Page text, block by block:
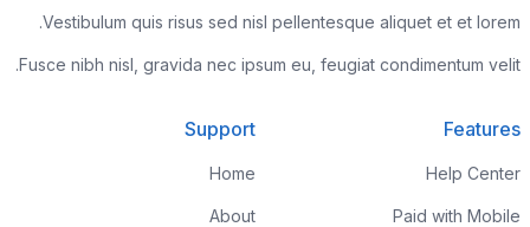
Vestibulum quis risus sed nisl pellentesque aliquet et et lorem.
Fusce nibh nisl, gravida nec ipsum eu, feugiat condimentum velit.
Features
Help Center
Paid with Mobile
Support
Home
About